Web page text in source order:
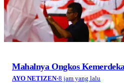
Mahalnya Ongkos
AYO NETIZEN·8 jam yang lalu